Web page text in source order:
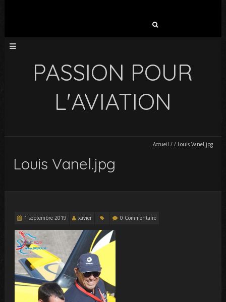
PASSION POUR
L'AVIATION
Accueil / / Louis Vanel.jpg
Louis Vanel.jpg
1 septembre 2019 xavier 0 Commentaire